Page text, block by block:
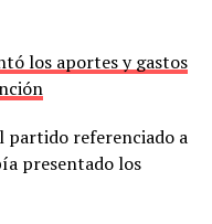
los aportes y gastos
partido referenciado a
presentado los